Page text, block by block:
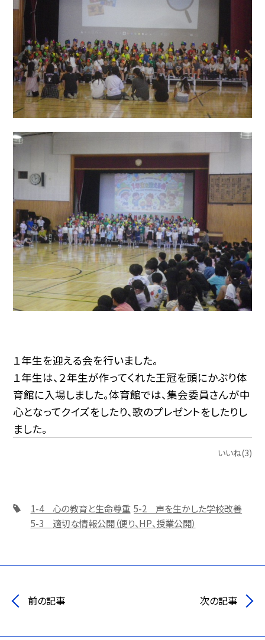
１年生を迎える会を行いました。
１年生は、２年生が作ってくれた王冠を頭にかぶり体
育館に入場しました。体育館では、集会委員さんが中
心となってクイズをしたり、歌のプレゼントをしたりし
ました。
いいね(3)
1-4 心の教育と生命尊重 5-2 声を生かした学校改善
5-3 適切な情報公開（便り、HP、授業公開）
前の記事 次の記事